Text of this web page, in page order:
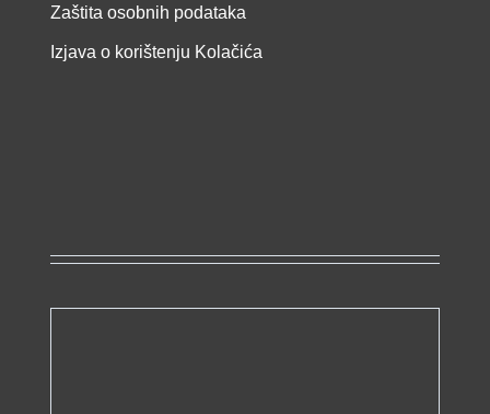
Zaštita osobnih podataka
Izjava o korištenju Kolačića